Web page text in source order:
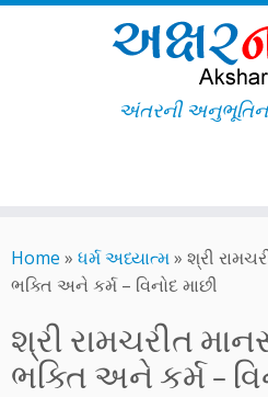
to
content
અંતરની અનુભૂતિનો
Home » ધર્મ અધ્યાત્મ» શ્રી
ભક્તિ અને કર્મ – વિનોદ માછી
શ્રી રામચરીત
ભક્તિ અને કર્મ –